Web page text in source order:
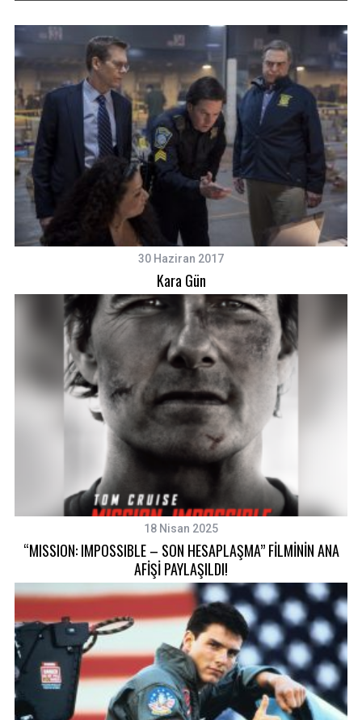
30 Haziran 2017
Kara Gün
18 Nisan 2025
“MISSION: IMPOSSIBLE – SON HESAPLAŞMA” FİLMİNİN ANA
AFİŞİ PAYLAŞILDI!